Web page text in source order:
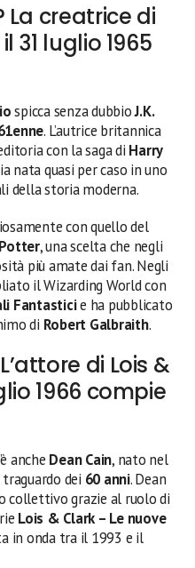
La creatrice di
31 luglio 1965
spicca senza dubbioJ.K.
. L’autrice britannica
con la saga di Harry
nata quasi per caso in uno
della storia moderna.
con quello del
, una scelta che negli
più amate dai fan. Negli
il Wizarding World con
Fantasticie ha pubblicato
di Robert Galbraith.
di Lois &
1966 compie
anche Dean Cain, nato nel
dei 60 anni. Dean
collettivo grazie al ruolo di
Lois & Clark – Le nuove
in onda tra il 1993 e il